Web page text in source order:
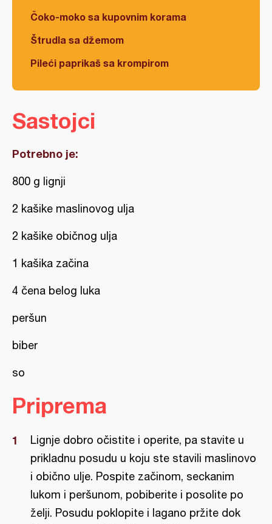
Čoko-moko sa kupovnim korama
Štrudla sa džemom
Pileći paprikaš sa krompirom
Sastojci
Potrebno je:
800 g lignji
2 kašike maslinovog ulja
2 kašike običnog ulja
1 kašika začina
4 čena belog luka
peršun
biber
so
Priprema
Lignje dobro očistite i operite, pa stavite u
prikladnu posudu u koju ste stavili maslinovo
i obično ulje. Pospite začinom, seckanim
lukom i peršunom, pobiberite i posolite po
želji. Posudu poklopite i lagano pržite dok